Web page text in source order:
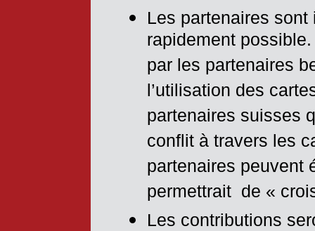
Les partenaires
rapidement
par les partenaires
l’utilisation des
partenaires suisses
conflit à travers les
partenaires peuvent
permettrait de «
Les contributions